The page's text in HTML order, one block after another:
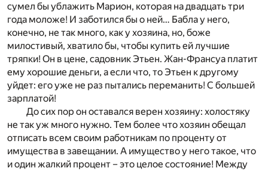
сумел бы ублажить Марион, которая на двадцать три
года моложе! И заботился бы о ней… Бабла у него,
конечно, не так много, как у хозяина, но, боже
милостивый, хватило бы, чтобы купить ей лучшие
тряпки! Он в цене, садовник Этьен. Жан-Франсуа платит
ему хорошие деньги, а если что, то Этьен к другому
уйдет: его уже не раз пытались переманить! С большей
зарплатой!
До сих пор он оставался верен хозяину: холостяку
не так уж много нужно. Тем более что хозяин обещал
отписать всем своим работникам по проценту от
имущества в завещании. А имущество у него такое, что
и один жалкий процент – это целое состояние! Между